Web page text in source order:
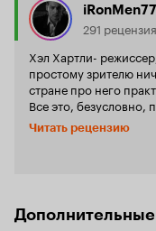
iRonMen77
291 рецензия
Хэл Хартли-
простому зрителю
стране про него
Все это, безусловно,
из фильмов Хартли
нынешних подделок.
пытается скрыть что-
Читать рецензию